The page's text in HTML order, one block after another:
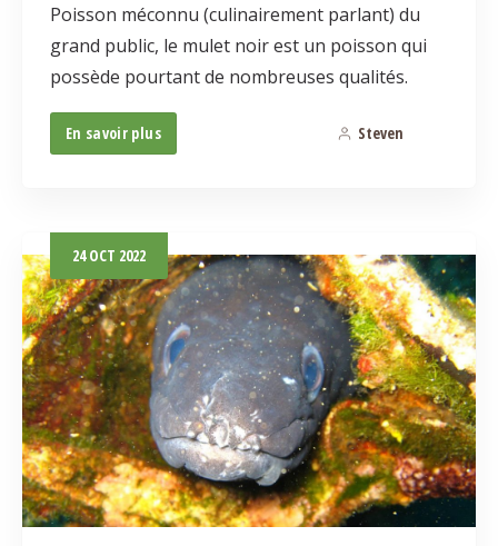
Poisson méconnu (culinairement parlant) du
grand public, le mulet noir est un poisson qui
possède pourtant de nombreuses qualités.
En savoir plus Steven
24OCT 2022